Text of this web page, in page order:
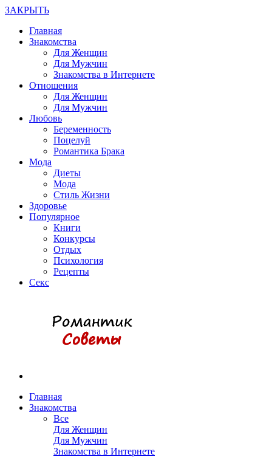
ЗАКРЫТЬ
Главная
Знакомства
Для Женщин
Для Мужчин
Знакомства в Интернете
Отношения
Для Женщин
Для Мужчин
Любовь
Беременность
Поцелуй
Романтика Брака
Мода
Диеты
Мода
Стиль Жизни
Здоровье
Популярное
Книги
Конкурсы
Отдых
Психология
Рецепты
Секс
Главная
Знакомства
Все
Для Женщин
Для Мужчин
Знакомства в Интернете